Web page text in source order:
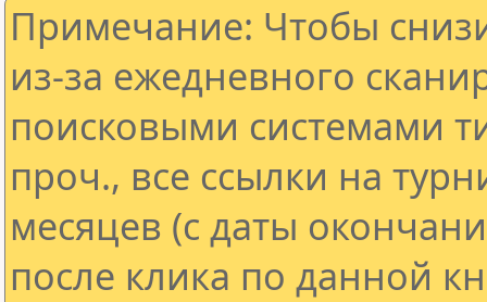
Примечание: Чтобы
из-за ежедневного
поисковыми системами
проч., все ссылки на
месяцев (с даты
после клика по данной